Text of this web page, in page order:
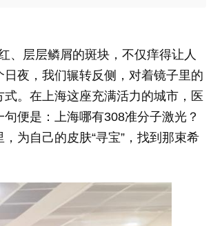
、层层鳞屑的斑块，不仅痒得让人
夜，我们辗转反侧，对着镜子里的
。在上海这座充满活力的城市，医
便是：上海哪有308准分子激光？
为自己的皮肤“寻宝”，找到那束希